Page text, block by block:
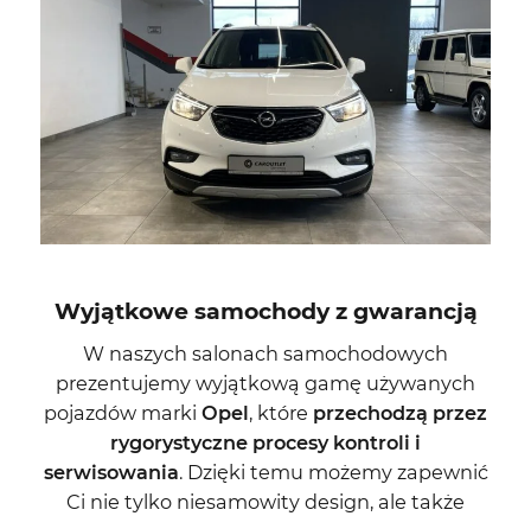
Wyjątkowe samochody z gwarancją
W naszych salonach samochodowych
prezentujemy wyjątkową gamę używanych
pojazdów marki Opel, które przechodzą przez
rygorystyczne procesy kontroli i
serwisowania. Dzięki temu możemy zapewnić
Ci nie tylko niesamowity design, ale także